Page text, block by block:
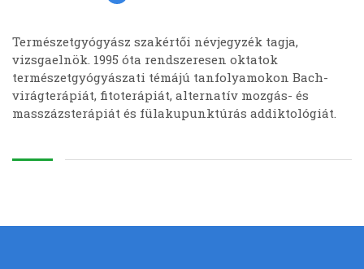
Természetgyógyász szakértői névjegyzék tagja,
vizsgaelnök. 1995 óta rendszeresen oktatok
természetgyógyászati témájú tanfolyamokon Bach-
virágterápiát, fitoterápiát, alternatív mozgás- és
masszázsterápiát és fülakupunktúrás addiktológiát.